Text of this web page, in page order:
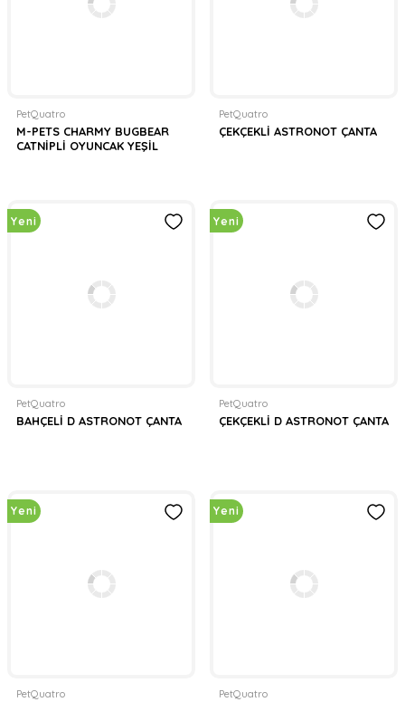
PetQuatro
M-PETS CHARMY BUGBEAR
CATNİPLİ OYUNCAK YEŞİL
PetQuatro
ÇEKÇEKLİ ASTRONOT ÇANTA
Yeni
PetQuatro
BAHÇELİ D ASTRONOT ÇANTA
Yeni
PetQuatro
ÇEKÇEKLİ D ASTRONOT ÇANTA
Yeni
PetQuatro
Yeni
PetQuatro